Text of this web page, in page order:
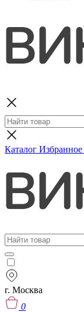
Каталог Избранное
г. Москва
0